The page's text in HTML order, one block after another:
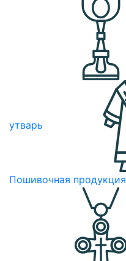
утварь
Пошивочная продукция